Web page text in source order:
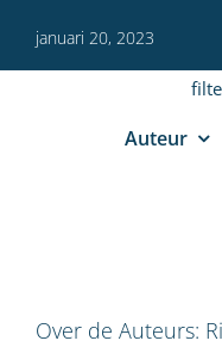
januari 20, 2023
Auteur
Over de Auteurs: